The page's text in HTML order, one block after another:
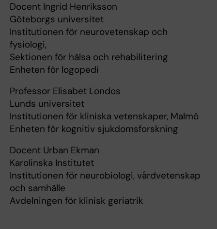
Docent Ingrid Henriksson
Göteborgs universitet
Institutionen för neurovetenskap och
fysiologi,
Sektionen för hälsa och rehabilitering
Enheten för logopedi
Professor Elisabet Londos
Lunds universitet
Institutionen för kliniska vetenskaper, Malmö
Enheten för kognitiv sjukdomsforskning
Docent Urban Ekman
Karolinska Institutet
Institutionen för neurobiologi, vårdvetenskap
och samhälle
Avdelningen för klinisk geriatrik